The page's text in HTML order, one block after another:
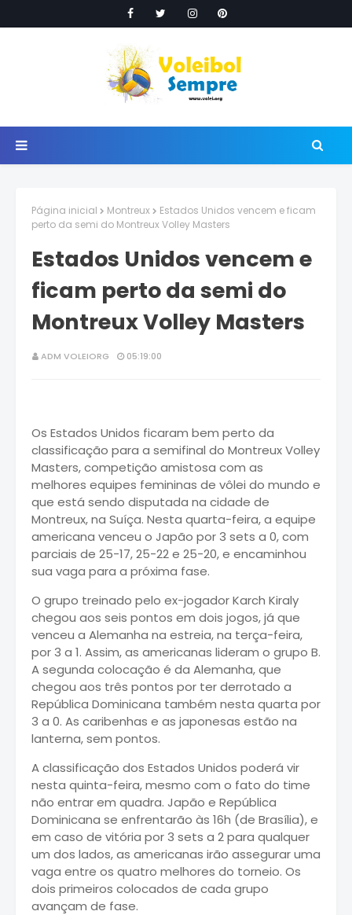
Página inicial Montreux
Estados Unidos vencem e ficam
perto da semi do Montreux Volley Masters
Estados Unidos vencem e
ficam perto da semi do
Montreux Volley Masters
ADM VOLEIORG 05:19:00
Os Estados Unidos ficaram bem perto da
classificação para a semifinal do Montreux Volley
Masters, competição amistosa com as
melhores equipes femininas de vôlei do mundo e
que está sendo disputada na cidade de
Montreux, na Suíça. Nesta quarta-feira, a equipe
americana venceu o Japão por 3 sets a 0, com
parciais de 25-17, 25-22 e 25-20, e encaminhou
sua vaga para a próxima fase.
O grupo treinado pelo ex-jogador Karch Kiraly
chegou aos seis pontos em dois jogos, já que
venceu a Alemanha na estreia, na terça-feira,
por 3 a 1. Assim, as americanas lideram o grupo B.
A segunda colocação é da Alemanha, que
chegou aos três pontos por ter derrotado a
República Dominicana também nesta quarta por
3 a 0. As caribenhas e as japonesas estão na
lanterna, sem pontos.
A classificação dos Estados Unidos poderá vir
nesta quinta-feira, mesmo com o fato do time
não entrar em quadra. Japão e República
Dominicana se enfrentarão às 16h (de Brasília), e
em caso de vitória por 3 sets a 2 para qualquer
um dos lados, as americanas irão assegurar uma
vaga entre os quatro melhores do torneio. Os
dois primeiros colocados de cada grupo
avançam de fase.